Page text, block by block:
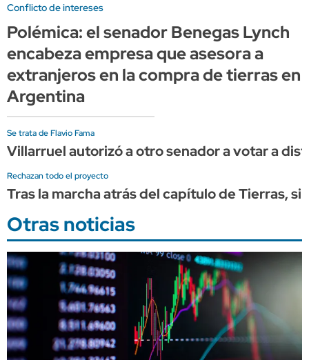
Conflicto de intereses
Polémica: el senador Benegas Lynch
encabeza empresa que asesora a
extranjeros en la compra de tierras en
Argentina
Se trata de Flavio Fama
Villarruel autorizó a otro senador a votar a
Rechazan todo el proyecto
Tras la marcha atrás del capítulo de Tierras,
Otras noticias